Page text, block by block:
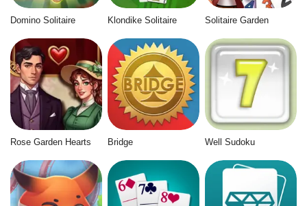
Domino Solitaire Klondike Solitaire Solitaire Garden
Rose Garden Hearts Bridge Well Sudoku